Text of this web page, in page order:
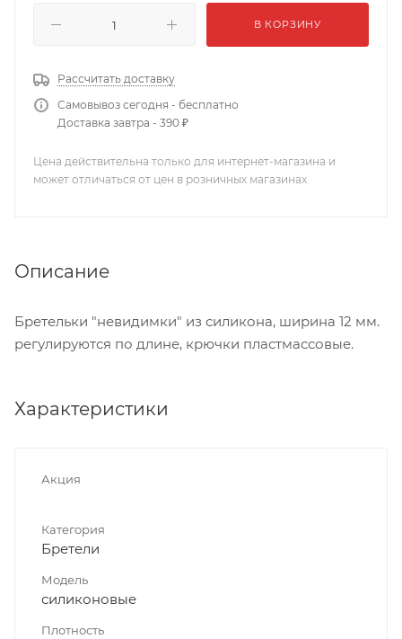
В КОРЗИНУ
Рассчитать доставку
Самовывоз сегодня - бесплатно
Доставка завтра - 390 ₽
Цена действительна только для интернет-магазина и
может отличаться от цен в розничных магазинах
Описание
Бретельки "невидимки" из силикона, ширина 12 мм.
регулируются по длине, крючки пластмассовые.
Характеристики
Акция
Категория
Бретели
Модель
силиконовые
Плотность